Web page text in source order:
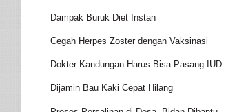
Dampak Buruk Diet Instan
Cegah Herpes Zoster dengan Vaksinasi
Dokter Kandungan Harus Bisa Pasang IUD
Dijamin Bau Kaki Cepat Hilang